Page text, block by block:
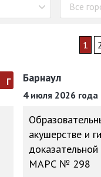
Все
1 2
г Барнаул
4 июля 2026 года
акушерстве и
МАРС № 298